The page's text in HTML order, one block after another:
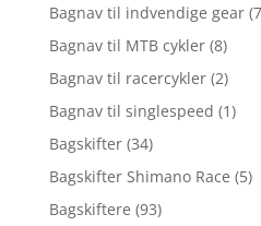
Bagnav til indvendige gear
Bagnav til MTB cykler (8)
Bagnav til racercykler (2)
Bagnav til singlespeed (1)
Bagskifter (34)
Bagskifter Shimano Race (5)
Bagskiftere (93)